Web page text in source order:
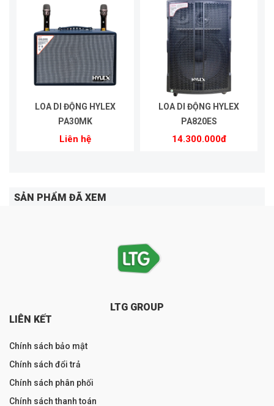
LOA DI ĐỘNG HYLEX
PA30MK
Liên hệ
LOA DI ĐỘNG HYLEX
PA820ES
14.300.000đ
SẢN PHẨM ĐÃ XEM
LTG GROUP
LIÊN KẾT
Chính sách bảo mật
Chính sách đổi trả
Chính sách phân phối
Chính sách thanh toán